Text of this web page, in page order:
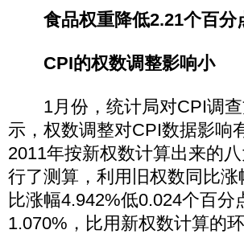
食品权重降低2.21个百分
CPI的权数调整影响小
1月份，统计局对CPI调查
示，权数调整对CPI数据影响
2011年按新权数计算出来的
行了测算，利用旧权数同比
比涨幅4.942%低0.024个百
1.070%，比用新权数计算的